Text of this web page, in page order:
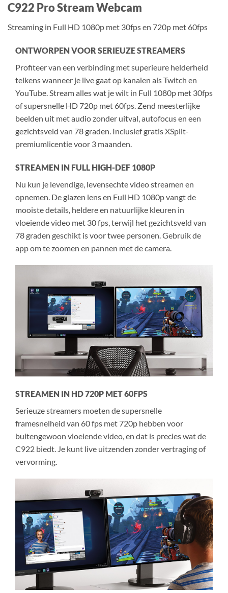
C922 Pro Stream Webcam
Streaming in Full HD 1080p met 30fps en 720p met 60fps
ONTWORPEN VOOR SERIEUZE STREAMERS
Profiteer van een verbinding met superieure helderheid
telkens wanneer je live gaat op kanalen als Twitch en
YouTube. Stream alles wat je wilt in Full 1080p met 30fps
of supersnelle HD 720p met 60fps. Zend meesterlijke
beelden uit met audio zonder uitval, autofocus en een
gezichtsveld van 78 graden. Inclusief gratis XSplit-
premiumlicentie voor 3 maanden.
STREAMEN IN FULL HIGH-DEF 1080P
Nu kun je levendige, levensechte video streamen en
opnemen. De glazen lens en Full HD 1080p vangt de
mooiste details, heldere en natuurlijke kleuren in
vloeiende video met 30 fps, terwijl het gezichtsveld van
78 graden geschikt is voor twee personen. Gebruik de
app om te zoomen en pannen met de camera.
STREAMEN IN HD 720P MET 60FPS
Serieuze streamers moeten de supersnelle
framesnelheid van 60 fps met 720p hebben voor
buitengewoon vloeiende video, en dat is precies wat de
C922 biedt. Je kunt live uitzenden zonder vertraging of
vervorming.